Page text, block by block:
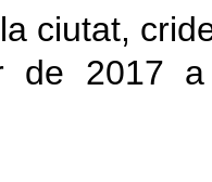
ciutat,
de 2017